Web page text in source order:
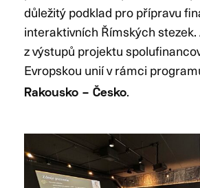
důležitý podklad pro přípravu
interaktivních Římských
z výstupů projektu
Evropskou unií v rámci
Rakousko – Česko.